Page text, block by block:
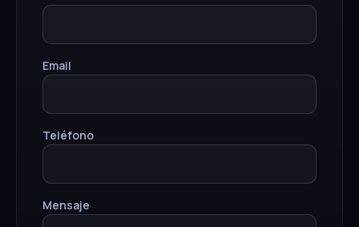
Email
Teléfono
Mensaje